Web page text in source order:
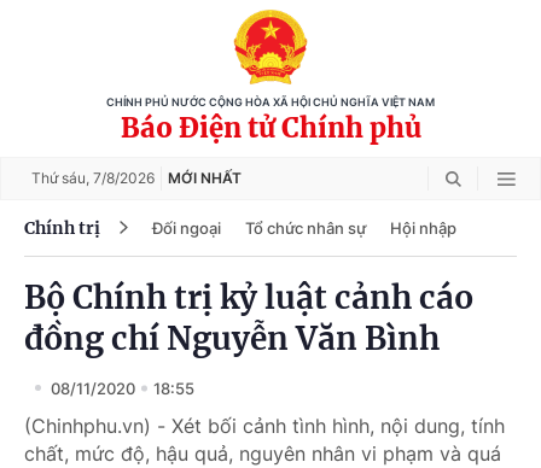
CHÍNH PHỦ NƯỚC CỘNG HÒA XÃ HỘI CHỦ NGHĨA VIỆT NAM
Báo Điện tử Chính phủ
Thứ sáu, 7/8/2026 MỚI NHẤT
Chính trị Đối ngoại Tổ chức nhân sự Hội nhập
Bộ Chính trị kỷ luật cảnh cáo
đồng chí Nguyễn Văn Bình
08/11/2020 18:55
(Chinhphu.vn) - Xét bối cảnh tình hình, nội dung, tính
chất, mức độ, hậu quả, nguyên nhân vi phạm và quá